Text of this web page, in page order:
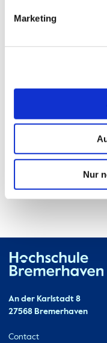
Marketing
Nur
Contact
An der Karlstadt 8
27568 Bremerhaven
Ressourcen
Contact